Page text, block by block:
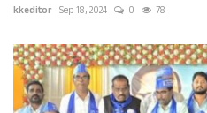
kkeditor Sep 18, 2024 0 78